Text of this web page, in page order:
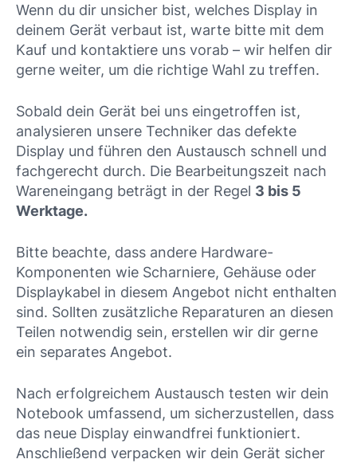
Wenn du dir unsicher bist, welches Display in
deinem Gerät verbaut ist, warte bitte mit dem
Kauf und kontaktiere uns vorab – wir helfen dir
gerne weiter, um die richtige Wahl zu treffen.
Sobald dein Gerät bei uns eingetroffen ist,
analysieren unsere Techniker das defekte
Display und führen den Austausch schnell und
fachgerecht durch. Die Bearbeitungszeit nach
Wareneingang beträgt in der Regel 3 bis 5
Werktage.
Bitte beachte, dass andere Hardware-
Komponenten wie Scharniere, Gehäuse oder
Displaykabel in diesem Angebot nicht enthalten
sind. Sollten zusätzliche Reparaturen an diesen
Teilen notwendig sein, erstellen wir dir gerne
ein separates Angebot.
Nach erfolgreichem Austausch testen wir dein
Notebook umfassend, um sicherzustellen, dass
das neue Display einwandfrei funktioniert.
Anschließend verpacken wir dein Gerät sicher